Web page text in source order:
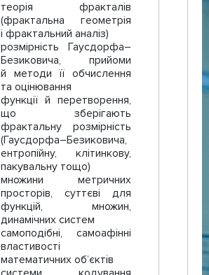
теорія фракталів
(фрактальна геометрія
і фрактальний аналіз)
розмірність Гаусдорфа–
Безиковича, прийоми
й методи її обчислення
та оцінювання
функції й перетворення,
що зберігають
фрактальну розмірність
(Гаусдорфа–Безиковича,
ентропійну, клітинкову,
пакувальну тощо)
множини метричних
просторів, суттєві для
функцій, множин,
динамічних систем
самоподібні, самоафінні
властивості
математичних обʼєктів